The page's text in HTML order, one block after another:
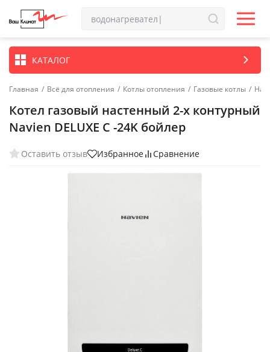
КАТАЛОГ
Главная / Всё для отопления / Котлы отопления / Газовые котлы /
Котел газовый настенный 2-х контурный
Navien DELUXE C -24K бойлер
Оставить отзыв Избранное Сравнение